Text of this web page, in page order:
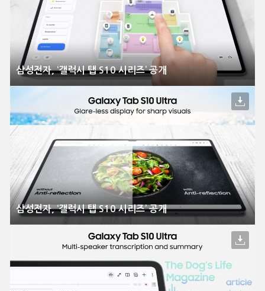
삼성전자, ‘갤럭시 탭 S10 시리즈’ 공개
삼성전자, ‘갤럭시 탭 S10 시리즈’ 공개